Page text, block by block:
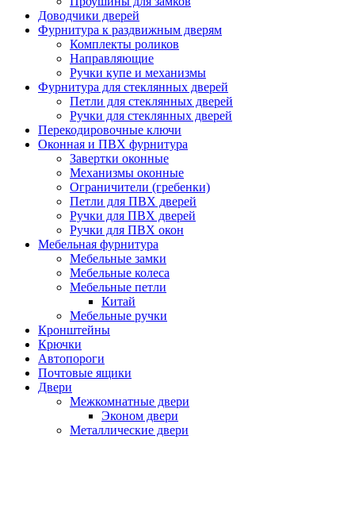
Доводчики дверей
Фурнитура к раздвижным дверям
Комплекты роликов
Направляющие
Ручки купе и механизмы
Фурнитура для стеклянных дверей
Петли для стеклянных дверей
Ручки для стеклянных дверей
Перекодировочные ключи
Оконная и ПВХ фурнитура
Завертки оконные
Механизмы оконные
Ограничители (гребенки)
Петли для ПВХ дверей
Ручки для ПВХ дверей
Ручки для ПВХ окон
Мебельная фурнитура
Мебельные замки
Мебельные колеса
Мебельные петли
Китай
Мебельные ручки
Кронштейны
Крючки
Автопороги
Почтовые ящики
Двери
Межкомнатные двери
Эконом двери
Металлические двери